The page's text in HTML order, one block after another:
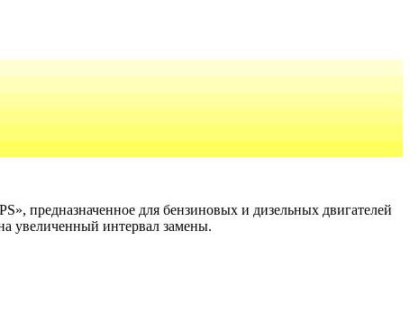
предназначенное для бензиновых и дизельных двигателей
увеличенный интервал замены.